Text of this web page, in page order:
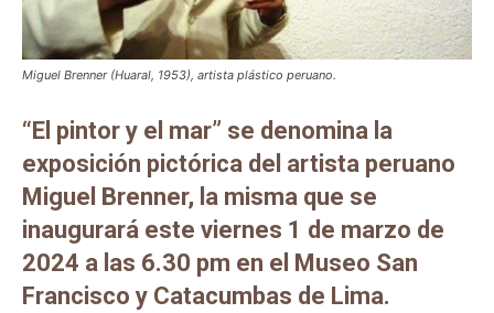
Miguel Brenner (Huaral, 1953), artista plástico peruano.
“El pintor y el mar” se denomina la
exposición pictórica del artista peruano
Miguel Brenner, la misma que se
inaugurará este viernes 1 de marzo de
2024 a las 6.30 pm en el Museo San
Francisco y Catacumbas de Lima.